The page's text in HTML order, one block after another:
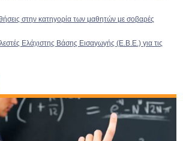
στην κατηγορία των μαθητών με σοβαρές
Ελάχιστης Βάσης Εισαγωγής (Ε.Β.Ε.) για τις